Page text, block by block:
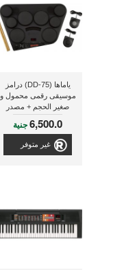
ياماها (DD-75) درامز
موسيقى رقمى محمول و
صغير الحجم + مصدر
قدرة PA150
6,500.0جنية
غير متوفر